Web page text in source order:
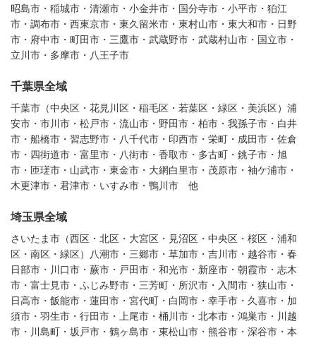
昭島市・稲城市・清瀬市・小金井市・国分寺市・小平市・狛江
市・調布市・西東京市・東久留米市・東村山市・東大和市・日野
市・府中市・町田市・三鷹市・武蔵野市・武蔵村山市・国立市・
立川市・多摩市・八王子市
千葉県全域
千葉市（中央区・花見川区・稲毛区・若葉区・緑区・美浜区）浦
安市・市川市・松戸市・流山市・野田市・柏市・我孫子市・白井
市・船橋市・習志野市・八千代市・印西市・栄町・成田市・佐倉
市・四街道市・富里市・八街市・香取市・多古町・銚子市・旭
市・匝瑳市・山武市・東金市・大網白里市・茂原市・袖ケ浦市・
木更津市・君津市・いすみ市・鴨川市 他
埼玉県全域
さいたま市（西区・北区・大宮区・見沼区・中央区・桜区・浦和
区・南区・緑区）八潮市・三郷市・草加市・吉川市・越谷市・春
日部市・川口市・蕨市・戸田市・和光市・新座市・朝霞市・志木
市・富士見市・ふじみ野市・三芳町・所沢市・入間市・狭山市・
日高市・飯能市・蓮田市・宮代町・白岡市・幸手市・久喜市・加
須市・羽生市・行田市・上尾市・桶川市・北本市・鴻巣市・川越
市・川島町・坂戸市・鶴ヶ島市・東松山市・熊谷市・深谷市・本